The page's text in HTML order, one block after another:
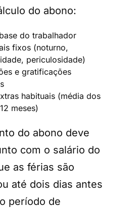
do abono:
do trabalhador
fixos (noturno,
periculosidade)
e gratificações
habituais (média dos
meses)
do abono deve
com o salário do
as férias são
até dois dias antes
período de